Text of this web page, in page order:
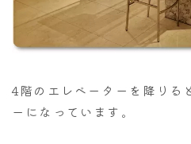
4階のエレベーターを降りる
ーになっています。